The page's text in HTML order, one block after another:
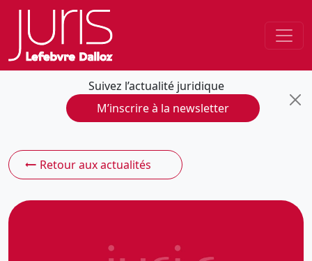
Suivez l’actualité juridique
M’inscrire à la newsletter
Retour aux actualités